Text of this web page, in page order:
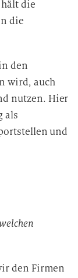
die
die
den
wird, auch
nutzen. Hier
als
und
den Firmen